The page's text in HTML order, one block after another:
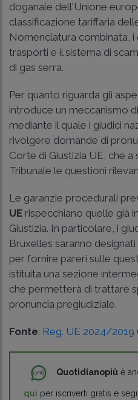
doganale dell'Unione
classificazione tariffaria
Nomenclatura combinata, i
trasporti e il sistema di
di gas serra.
Per quanto riguarda gli
introduce un meccanismo di
mediante il quale i giudici
rivolgere domande di
Corte di Giustizia UE, che
Tribunale le questioni
Le garanzie procedurali
UE rispecchiano quelle già
Giustizia. In particolare, i
Bruxelles saranno
per fornire pareri sulle
istituita una sezione
che permetterà di trattare
pronuncia pregiudiziale.
Fonte: Reg. UE 2024/2019
Quotidianopiù è
qui per iscriverti gratis e